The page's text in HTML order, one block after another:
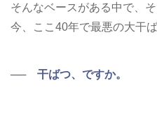
そんなベースがある中で、
今、ここ40年で最悪の大干
── 干ばつ、ですか。